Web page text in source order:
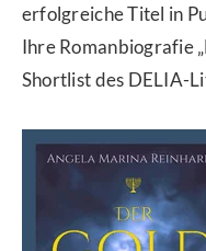
erfolgreiche Titel in
Ihre Romanbiografie
Shortlist des DELIA-